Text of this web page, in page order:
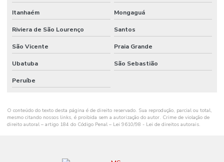
Preço De Etiqueta De Gondola Branca Ou Amarela
Ribbon Cera 110mm
Ribbon Cera 110mm Distribuidor Em Mg
Ribbon Cera 110mm Para Impressão
Itanhaém Mongaguá
Riviera de São Lourenço Santos
São Vicente Praia Grande
Ubatuba São Sebastião
Peruíbe
O conteúdo do texto desta página é de direito reservado. Sua reprodução, parcial ou total,
mesmo citando nossos links, é proibida sem a autorização do autor. Crime de violação de
direito autoral – artigo 184 do Código Penal – Lei 9610/98 - Lei de direitos autorais.